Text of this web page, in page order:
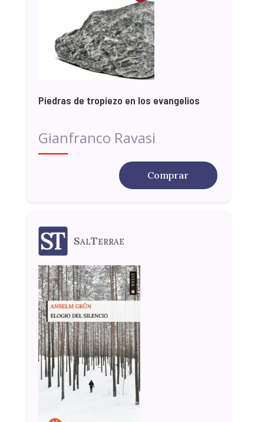
Piedras de tropiezo en los evangelios
Gianfranco Ravasi
Comprar
SalTerrae